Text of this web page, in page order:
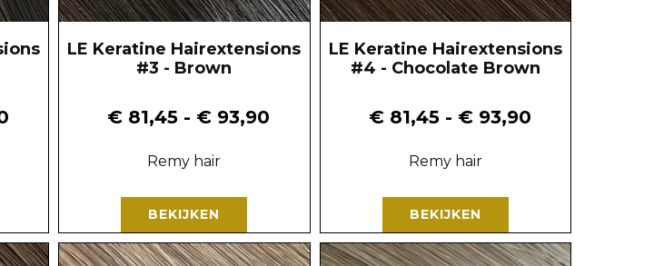
LE Keratine Hairextensions
#3 - Brown
€ 81,45 - € 93,90
Remy hair
BEKIJKEN
LE Keratine Hairextensions
#4 - Chocolate Brown
€81,45- €93,90
Remy hair
BEKIJKEN